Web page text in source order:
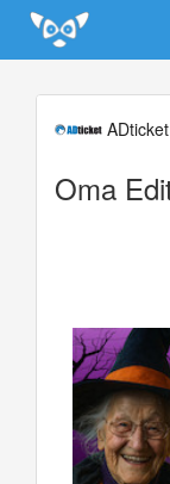
Update cookies
ADticket
Oma